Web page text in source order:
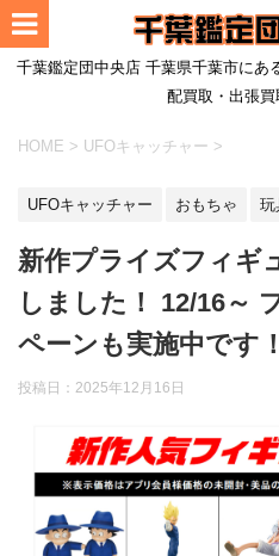
千葉鑑定団中央店 千葉県千葉市に
配買取・出張買
HOME > UFOキャッチャー >
UFOキャッチャー おもちゃ 玩
新作プライズフィギ
しました！ 12/16～
ペーンも実施中です！
投稿日： 2025年12月16日